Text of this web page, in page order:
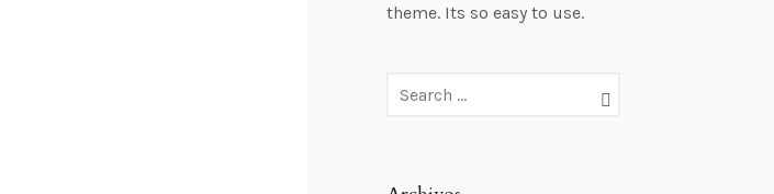
theme. Its so easy to use.